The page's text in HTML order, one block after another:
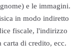
e le immagini.
in modo indiretto
fiscale, l'indirizzo
di credito, ecc.